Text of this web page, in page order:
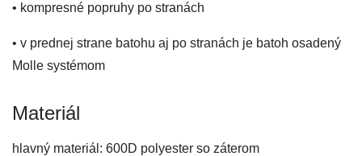
• kompresné popruhy po stranách
• v prednej strane batohu aj po stranách je batoh osadený
Molle systémom
Materiál
hlavný materiál: 600D polyester so záterom